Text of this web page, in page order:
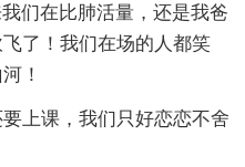
们在比肺活量，还是我爸
了！我们在场的人都笑
！
上课，我们只好恋恋不舍